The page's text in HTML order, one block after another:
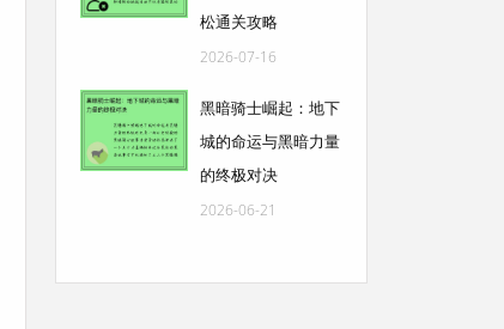
松通关攻略
2026-07-16
黑暗骑士崛起：地下
城的命运与黑暗力量
的终极对决
2026-06-21